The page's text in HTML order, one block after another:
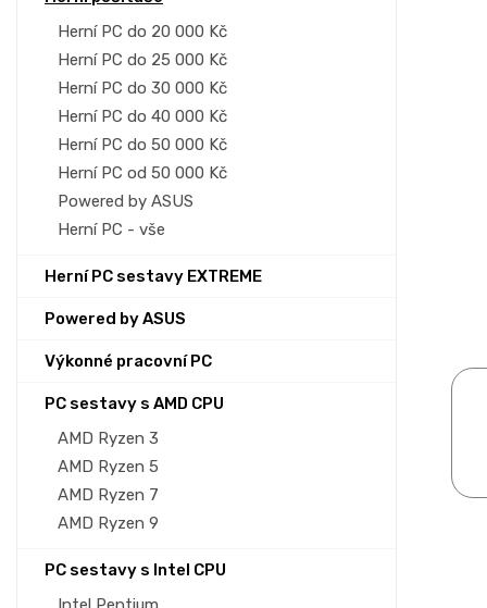
Herní PC do 20 000 Kč
Herní PC do 25 000 Kč
Herní PC do 30 000 Kč
Herní PC do 40 000 Kč
Herní PC do 50 000 Kč
Herní PC od 50 000 Kč
Powered by ASUS
Herní PC - vše
Herní PC sestavy EXTREME
Powered by ASUS
Výkonné pracovní PC
PC sestavy s AMD CPU
AMD Ryzen 3
AMD Ryzen 5
AMD Ryzen 7
AMD Ryzen 9
PC sestavy s Intel CPU